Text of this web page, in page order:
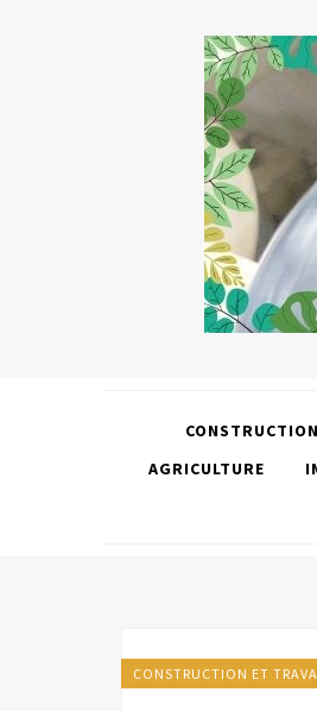
AGRICULTURE
CONSTRUCTION ET